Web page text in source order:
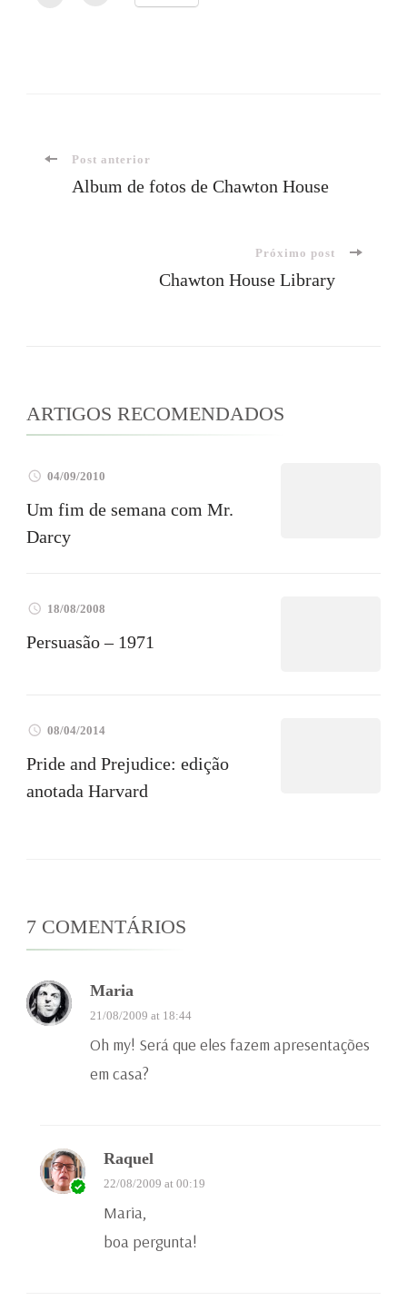
Navegação
Post anterior
Album de fotos de Chawton House
Próximo post
Chawton House Library
ARTIGOS RECOMENDADOS
04/09/2010
Um fim de semana com Mr.
Darcy
18/08/2008
Persuasão – 1971
08/04/2014
Pride and Prejudice: edição
anotada Harvard
7 COMENTÁRIOS
Maria
21/08/2009 at 18:44
Oh my! Será que eles fazem apresentações
em casa?
Raquel
22/08/2009 at 00:19
Maria,
boa pergunta!